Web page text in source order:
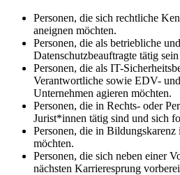
Personen, die sich rechtliche
aneignen möchten.
Personen, die als betriebliche
Datenschutzbeauftragte tätig
Personen, die als IT-
Verantwortliche sowie EDV-
Unternehmen agieren möchten.
Personen, die in Rechts- oder
Jurist*innen tätig sind und sich
Personen, die in Bildungskarenz
möchten.
Personen, die sich neben einer
nächsten Karrieresprung